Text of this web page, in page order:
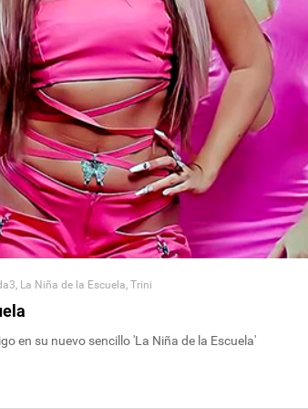
La Niña de la Escuela Trini
en su nuevo sencillo 'La Niña de la Escuela'